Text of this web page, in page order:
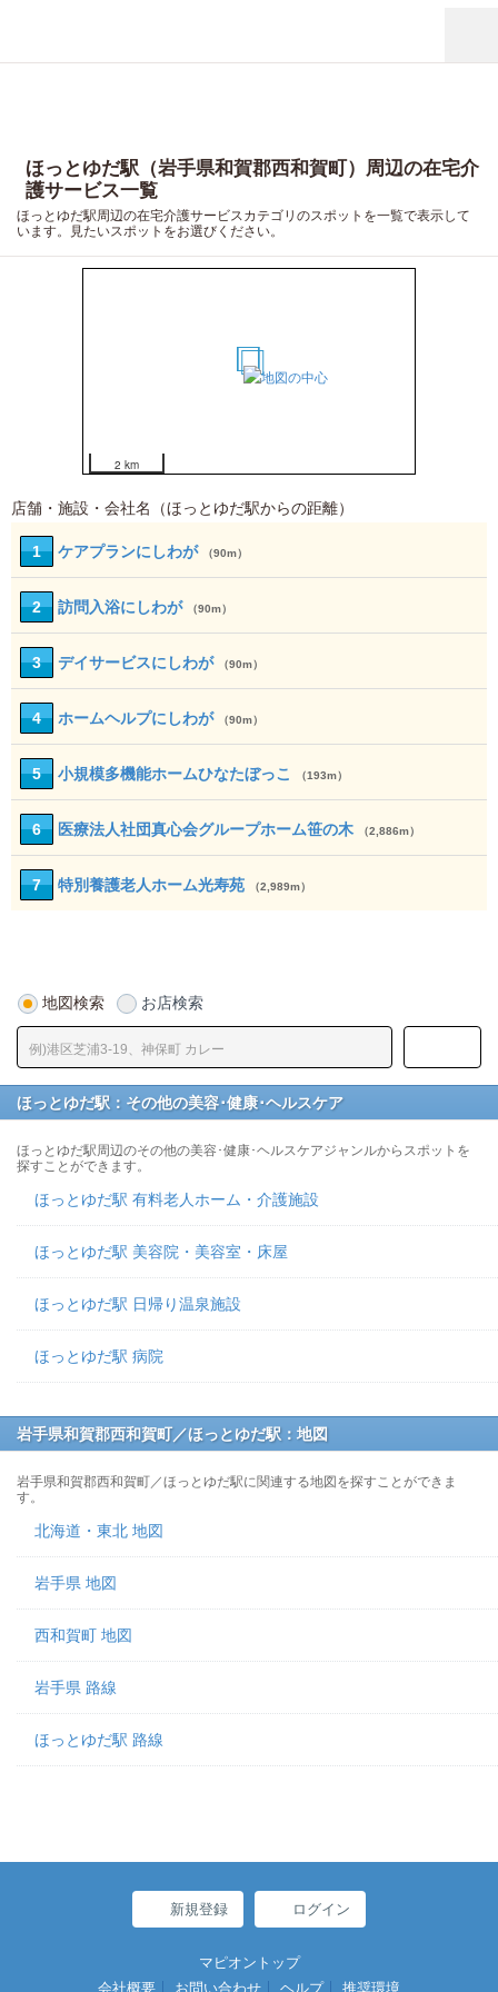
ほっとゆだ駅（岩手県和賀郡西和賀町）周辺の在宅介
護サービス一覧
ほっとゆだ駅周辺の在宅介護サービスカテゴリのスポットを一覧で表示して
います。見たいスポットをお選びください。
5
7
2 km
店舗・施設・会社名（ほっとゆだ駅からの距離）
1 ケアプランにしわが （90m）
2 訪問入浴にしわが （90m）
3 デイサービスにしわが （90m）
4 ホームヘルプにしわが （90m）
5 小規模多機能ホームひなたぼっこ （193m）
6 医療法人社団真心会グループホーム笹の木 （2,886m）
7 特別養護老人ホーム光寿苑 （2,989m）
地図検索 お店検索
ほっとゆだ駅：その他の美容･健康･ヘルスケア
ほっとゆだ駅周辺のその他の美容･健康･ヘルスケアジャンルからスポットを
探すことができます。
ほっとゆだ駅 有料老人ホーム・介護施設
ほっとゆだ駅 美容院・美容室・床屋
ほっとゆだ駅 日帰り温泉施設
ほっとゆだ駅 病院
岩手県和賀郡西和賀町／ほっとゆだ駅：地図
岩手県和賀郡西和賀町／ほっとゆだ駅に関連する地図を探すことができま
す。
北海道・東北 地図
岩手県 地図
西和賀町 地図
岩手県 路線
ほっとゆだ駅 路線
新規登録 ログイン
マピオントップ
会社概要
お問い合わせ ヘルプ 推奨環境